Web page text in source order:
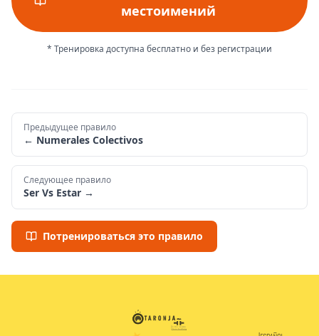
местоимений
* Тренировка доступна бесплатно и без регистрации
Предыдущее правило
← Numerales Colectivos
Следующее правило
Ser Vs Estar →
Потренироваться это правило